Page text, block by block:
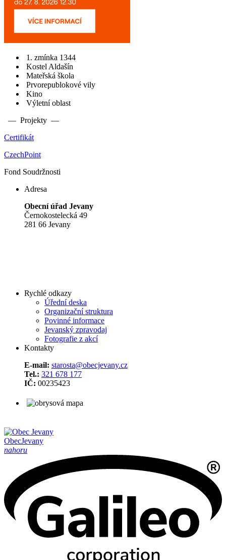
1. zmínka 1344
Kostel Aldašín
Mateřská škola
Prvorepublokové vily
Kino
Výletní oblast
— Projekty —
Certifikát
CzechPoint
Fond Soudržnosti
Adresa
Obecní úřad Jevany
Černokostelecká 49
281 66 Jevany
Rychlé odkazy
Úřední deska
Organizační struktura
Povinné informace
Jevanský zpravodaj
Fotografie z akcí
Kontakty
E-mail: starosta@obecjevany.cz
Tel.: 321 678 177
IČ: 00235423
ObecJevany
nahoru